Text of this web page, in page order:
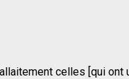
celles [qui ont